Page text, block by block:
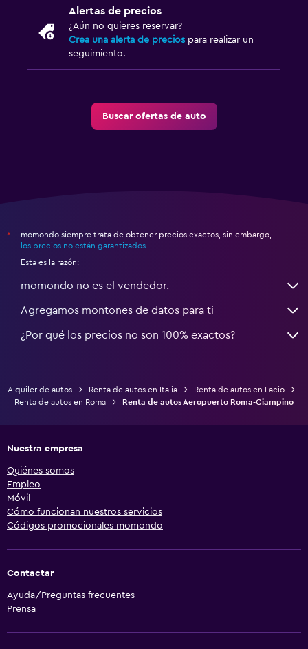
Alertas de precios
¿Aún no quieres reservar?
Crea una alerta de precios para realizar un
seguimiento.
Buscar ofertas de auto
*
momondo siempre trata de obtener precios exactos, sin embargo,
los precios no están garantizados.
Esta es la razón:
momondo no es el vendedor.
Agregamos montones de datos para ti
¿Por qué los precios no son 100% exactos?
Alquiler de autos Renta de autos en Italia
Renta de autos en Lacio
Renta de autos en Roma
Renta de autos Aeropuerto Roma-Ciampino
Nuestra empresa
Quiénes somos
Empleo
Móvil
Cómo funcionan nuestros servicios
Códigos promocionales momondo
Contactar
Ayuda/Preguntas frecuentes
Prensa